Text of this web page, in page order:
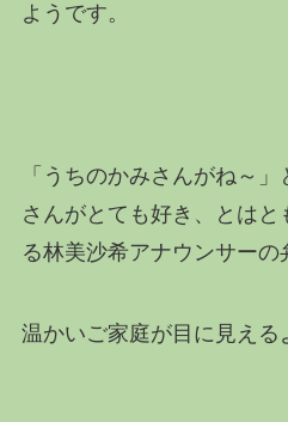
ようです。
「うちのかみさんがね～
さんがとても好き、とは
る林美沙希アナウンサーの
温かいご家庭が目に見える